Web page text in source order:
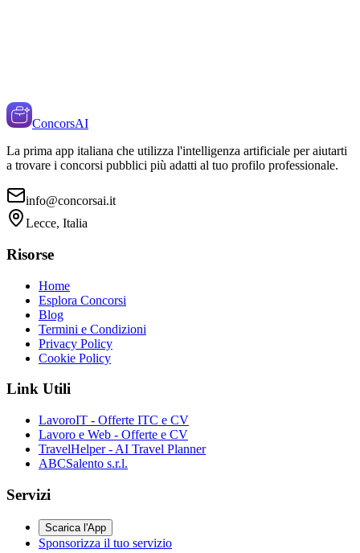
ConcorsAI
La prima app italiana che utilizza l'intelligenza artificiale per aiutarti
a trovare i concorsi pubblici più adatti al tuo profilo professionale.
info@concorsai.it
Lecce, Italia
Risorse
Home
Esplora Concorsi
Blog
Termini e Condizioni
Privacy Policy
Cookie Policy
Link Utili
LavoroIT - Offerte ITC e CV
Lavoro e Web - Offerte e CV
TravelHelper - AI Travel Planner
ABCSalento s.r.l.
Servizi
Scarica l'App
Sponsorizza il tuo servizio